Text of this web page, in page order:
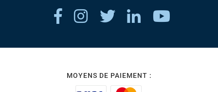
MOYENS DE PAIEMENT :